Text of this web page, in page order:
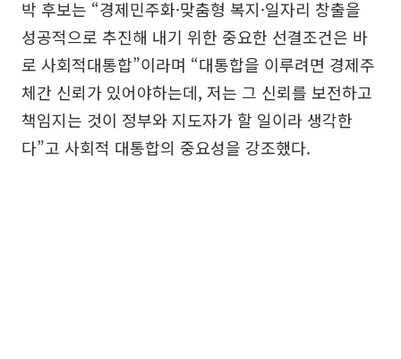
박 후보는 “경제민주화·맞춤형 복지·일자리 창출을
성공적으로 추진해 내기 위한 중요한 선결조건은 바
로 사회적대통합”이라며 “대통합을 이루려면 경제주
체간 신뢰가 있어야하는데, 저는 그 신뢰를 보전하고
책임지는 것이 정부와 지도자가 할 일이라 생각한
다”고 사회적 대통합의 중요성을 강조했다.